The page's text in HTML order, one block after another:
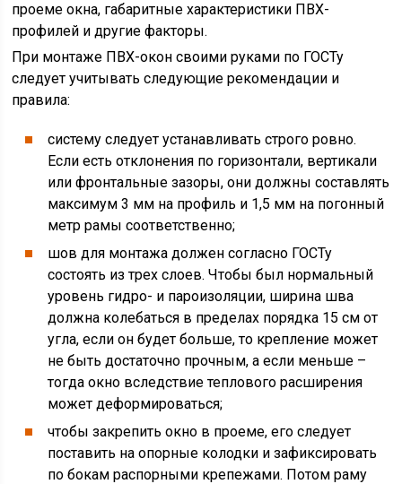
проеме окна, габаритные характеристики ПВХ-
профилей и другие факторы.
При монтаже ПВХ-окон своими руками по ГОСТу
следует учитывать следующие рекомендации и
правила:
систему следует устанавливать строго ровно.
Если есть отклонения по горизонтали, вертикали
или фронтальные зазоры, они должны составлять
максимум 3 мм на профиль и 1,5 мм на погонный
метр рамы соответственно;
шов для монтажа должен согласно ГОСТу
состоять из трех слоев. Чтобы был нормальный
уровень гидро- и пароизоляции, ширина шва
должна колебаться в пределах порядка 15 см от
угла, если он будет больше, то крепление может
не быть достаточно прочным, а если меньше –
тогда окно вследствие теплового расширения
может деформироваться;
чтобы закрепить окно в проеме, его следует
поставить на опорные колодки и зафиксировать
по бокам распорными крепежами. Потом раму